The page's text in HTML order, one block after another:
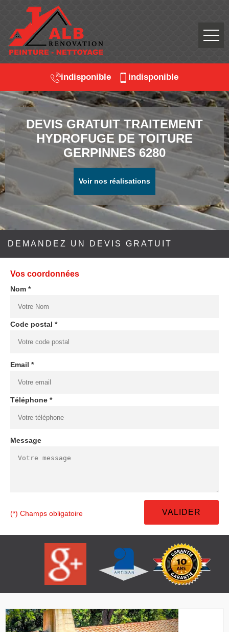
indisponible indisponible
DEVIS GRATUIT TRAITEMENT
HYDROFUGE DE TOITURE
GERPINNES 6280
Voir nos réalisations
DEMANDEZ UN DEVIS GRATUIT
Vos coordonnées
Nom *
Code postal *
Email *
Téléphone *
Message
(*) Champs obligatoire